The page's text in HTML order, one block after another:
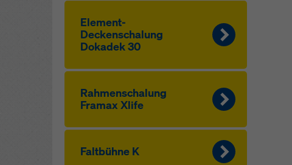
Element-
Deckenschalung
Dokadek 30
Rahmen­schalung
Framax Xlife
Faltbühne K